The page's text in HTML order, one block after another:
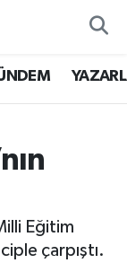
Eğitim
çarpıştı.